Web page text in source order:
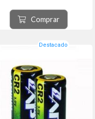
Comprar
Destacado